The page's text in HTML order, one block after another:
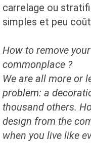
carrelage ou
simples et peu
How to remove
commonplace ?
We are all more or
problem: a
thousand others.
design from the
when you live like